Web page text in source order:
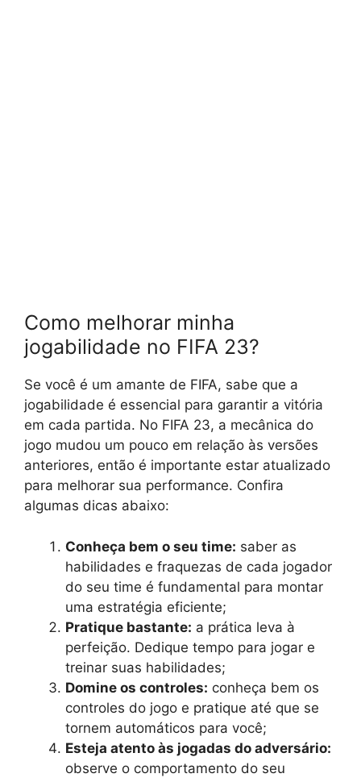
Como melhorar minha
jogabilidade no FIFA 23?
Se você é um amante de FIFA, sabe que a
jogabilidade é essencial para garantir a vitória
em cada partida. No FIFA 23, a mecânica do
jogo mudou um pouco em relação às versões
anteriores, então é importante estar atualizado
para melhorar sua performance. Confira
algumas dicas abaixo:
Conheça bem o seu time: saber as
habilidades e fraquezas de cada jogador
do seu time é fundamental para montar
uma estratégia eficiente;
Pratique bastante: a prática leva à
perfeição. Dedique tempo para jogar e
treinar suas habilidades;
Domine os controles: conheça bem os
controles do jogo e pratique até que se
tornem automáticos para você;
Esteja atento às jogadas do adversário:
observe o comportamento do seu